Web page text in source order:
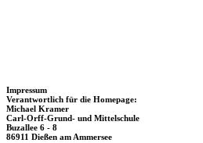
Impressum
Verantwortlich für die Homepage:
Michael Kramer
Carl-Orff-Grund- und Mittelschule
Buzallee 6 - 8
86911 Dießen am Ammersee